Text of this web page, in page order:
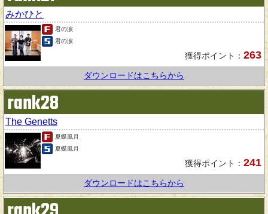
みかひと
君の涙
君の涙
獲得ポイント： 263
ダウンロードはこちらから
rank28
The Genetts
夏蝶風月
夏蝶風月
獲得ポイント： 241
ダウンロードはこちらから